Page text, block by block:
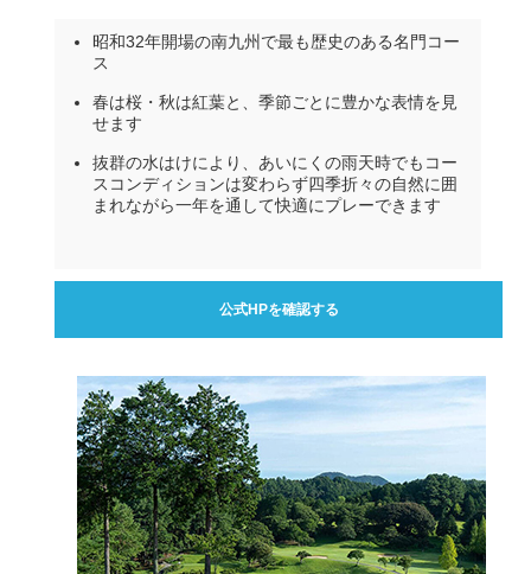
昭和32年開場の南九州で最も歴史のある名門コー
ス
春は桜・秋は紅葉と、季節ごとに豊かな表情を見
せます
抜群の水はけにより、あいにくの雨天時でもコー
スコンディションは変わらず四季折々の自然に囲
まれながら一年を通して快適にプレーできます
公式HPを確認する